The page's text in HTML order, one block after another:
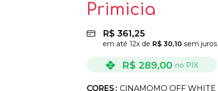
Primicia
R$ 361,25
em até 12x de R$30,10 sem juros
R$ 289,00 no PIX
CORES CINAMOMO OFF WHITE